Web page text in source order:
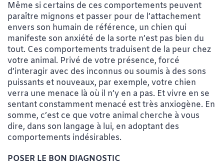
Même si certains de ces comportements peuvent
paraître mignons et passer pour de l’attachement
envers son humain de référence, un chien qui
manifeste son anxiété de la sorte n’est pas bien du
tout. Ces comportements traduisent de la peur chez
votre animal. Privé de votre présence, forcé
d’interagir avec des inconnus ou soumis à des sons
puissants et nouveaux, par exemple, votre chien
verra une menace là où il n’y en a pas. Et vivre en se
sentant constamment menacé est très anxiogène. En
somme, c’est ce que votre animal cherche à vous
dire, dans son langage à lui, en adoptant des
comportements indésirables.
POSER LE BON DIAGNOSTIC